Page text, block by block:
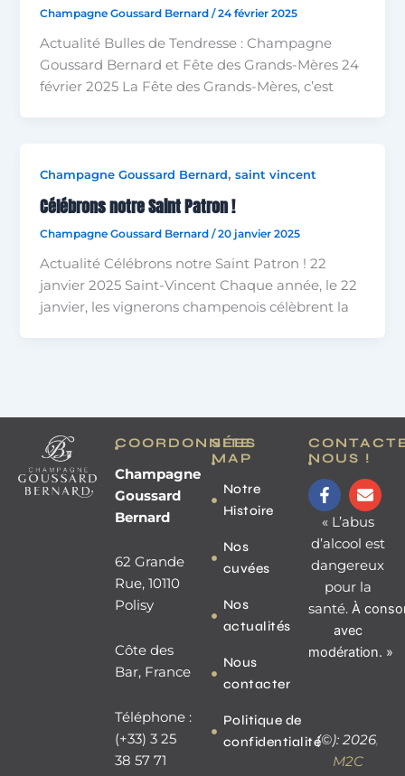
Champagne Goussard Bernard/24 février 2025
Actualité Bulles de Tendresse : Champagne
Goussard Bernard et Fête des Grands-Mères 24
février 2025 La Fête des Grands-Mères, c’est
Champagne Goussard Bernard,saint vincent
Célébrons notre Saint Patron !​
Champagne Goussard Bernard/20 janvier 2025
Actualité Célébrons notre Saint Patron ! 22
janvier 2025 Saint-Vincent Chaque année, le 22
janvier, les vignerons champenois célèbrent la
COORDONNÉES
Champagne
Goussard
Bernard
62 Grande
Rue, 10110
Polisy
Côte des
Bar, France
Téléphone :
(+33) 3 25
38 57 71
SITE
MAP
Notre
Histoire
Nos
cuvées
Nos
actualités
Nous
contacter
Politique de
confidentialité
NOUS !
F
a
c
e
b
o
o
k
-
E
n
v
l
o
p
« L’abus
d’alcool est
dangereux
pour la
santé. À
avec
modération. »
(©): 2026,
M2C